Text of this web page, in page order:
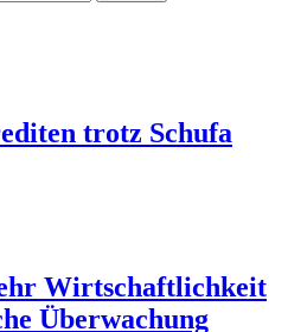
trotz Schufa
Wirtschaftlichkeit
Überwachung